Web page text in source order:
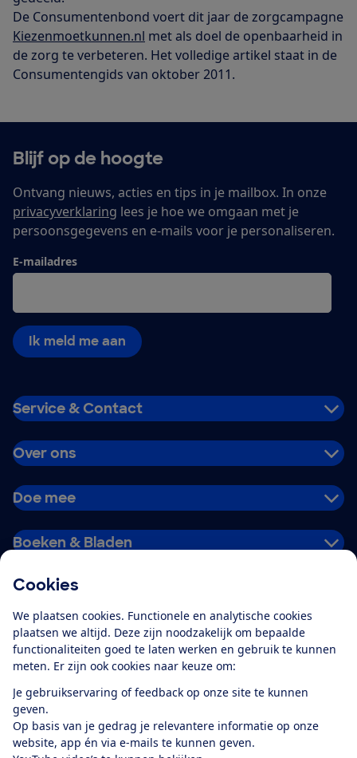
Cookies
We plaatsen cookies. Functionele en analytische cookies
plaatsen we altijd. Deze zijn noodzakelijk om bepaalde
functionaliteiten goed te laten werken en gebruik te kunnen
meten. Er zijn ook cookies naar keuze om:
Je gebruikservaring of feedback op onze site te kunnen
geven.
Op basis van je gedrag je relevantere informatie op onze
website, app én via e-mails te kunnen geven.
De Consumentenbond voert dit jaar de zorgcampagne
Kiezenmoetkunnen.nl met als doel de openbaarheid in
de zorg te verbeteren. Het volledige artikel staat in de
Consumentengids van oktober 2011.
Blijf op de hoogte
Ontvang nieuws, acties en tips in je mailbox. In onze
privacyverklaring lees je hoe we omgaan met je
persoonsgegevens en e-mails voor je personaliseren.
E-mailadres
Ik meld me aan
Service & Contact
Over ons
Doe mee
Boeken & Bladen
Alles over de
app
Algemene Voorwaarden
Privacyverklaring